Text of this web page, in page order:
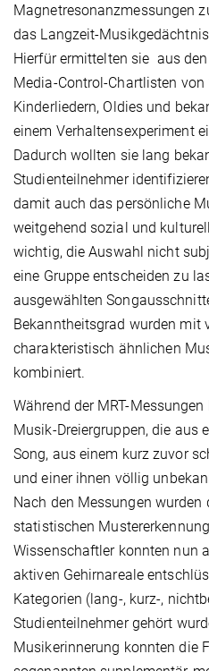
Magnetresonanzmessungen
das Langzeit-
Hierfür ermittelten sie aus
Media-Control-Chartlisten
Kinderliedern, Oldies und
einem Verhaltensexperiment
Dadurch wollten sie lang
Studienteilnehmer
damit auch das persönliche
weitgehend sozial und
wichtig, die Auswahl nicht
eine Gruppe entscheiden zu
ausgewählten
Bekanntheitsgrad wurden mit
charakteristisch ähnlichen
kombiniert.
Während der MRT-
Musik-Dreiergruppen, die aus
Song, aus einem kurz zuvor
und einer ihnen völlig
Nach den Messungen wurden
statistischen
Wissenschaftler konnten nun
aktiven Gehirnareale
Kategorien (lang-, kurz-,
Studienteilnehmer gehört
Musikerinnerung konnten die